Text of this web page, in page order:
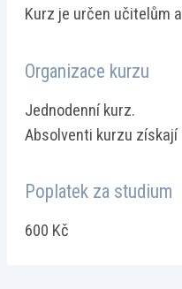
Kurz je určen učitelům
Organizace kurzu
Jednodenní kurz.
Absolventi kurzu
Poplatek za studium
600 Kč